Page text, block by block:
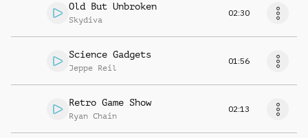
Old But Unbroken
Skydiva
02:30
Science Gadgets
Jeppe Reil
01:56
Retro Game Show
Ryan Chain
02:13